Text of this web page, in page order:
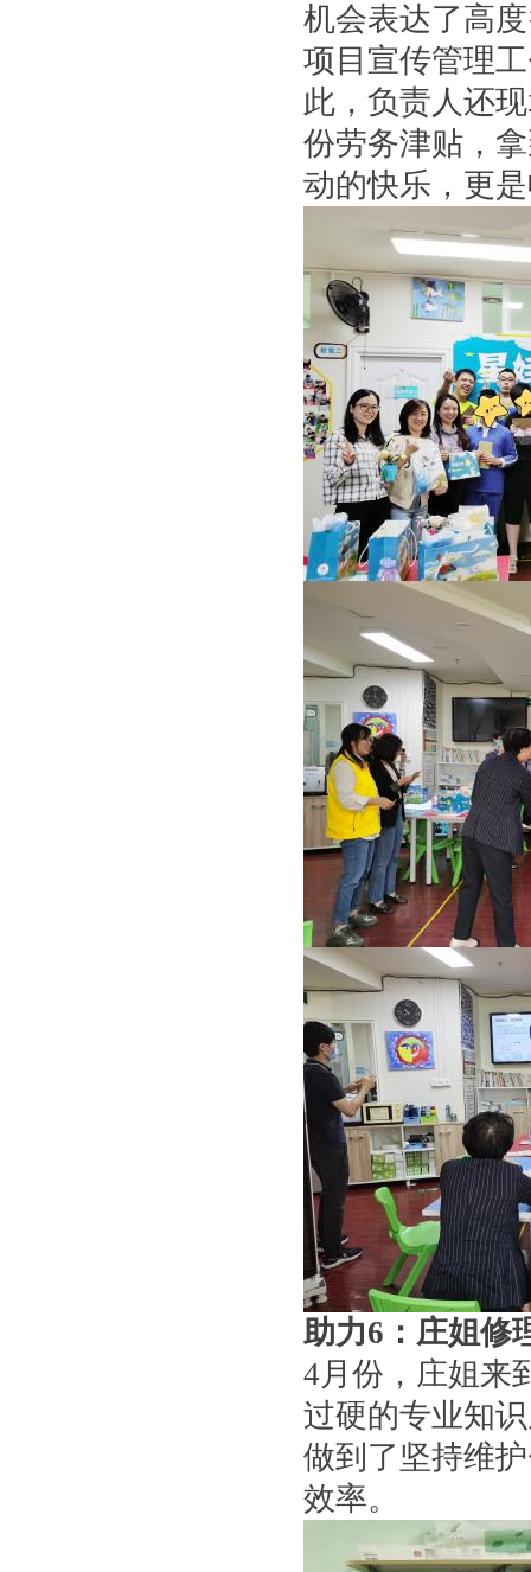
机会表达了高
项目宣传管理
此，负责人还
份劳务津贴，
动的快乐，更
助力6 ： 庄姐修
4月份，庄姐来
过硬的专业知
做到了坚持维
效率。